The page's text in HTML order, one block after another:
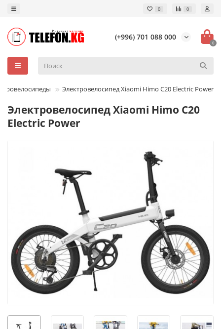
0 0
(+996) 701 088 000
0
Электровелосипед Xiaomi Himo С20 Electric Power
Электровелосипед Xiaomi Himo С20
Electric Power